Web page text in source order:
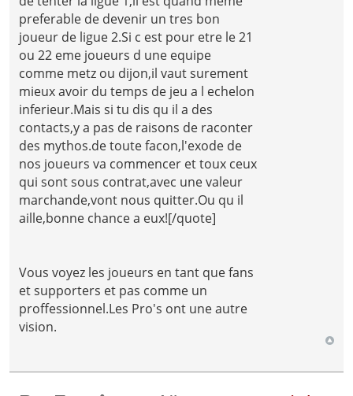
preferable de devenir un tres bon
joueur de ligue 2.Si c est pour etre le 21
ou 22 eme joueurs d une equipe
comme metz ou dijon,il vaut surement
mieux avoir du temps de jeu a l echelon
inferieur.Mais si tu dis qu il a des
contacts,y a pas de raisons de raconter
des mythos.de toute facon,l'exode de
nos joueurs va commencer et toux ceux
qui sont sous contrat,avec une valeur
marchande,vont nous quitter.Ou qu il
aille,bonne chance a eux![/quote]
Vous voyez les joueurs en tant que fans
et supporters et pas comme un
proffessionnel.Les Pro's ont une autre
vision.